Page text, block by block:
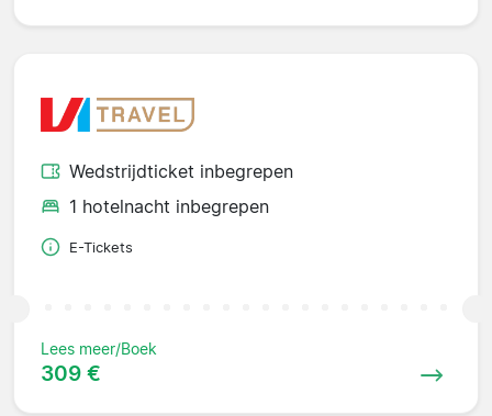
Wedstrijdticket inbegrepen
1 hotelnacht inbegrepen
E-Tickets
Lees meer/Boek
309 €